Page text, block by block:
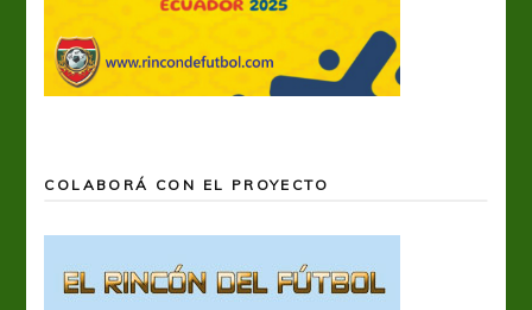
COLABORÁ CON EL PROYECTO